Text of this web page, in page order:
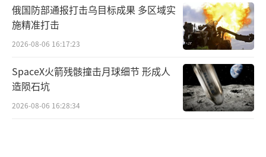
俄国防部通报打击乌目标成果 多区域实
施精准打击
2026-08-06 16:17:23
SpaceX火箭残骸撞击月球细节 形成人
造陨石坑
2026-08-06 16:28:34